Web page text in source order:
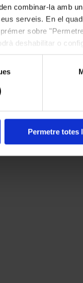
combinar-la amb
serveis. En el
sobre
deshabilitar o
Permetre totes
musical Carlos
argentina
igualment una
en el concert